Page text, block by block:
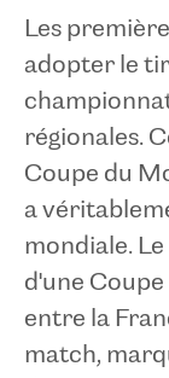
Les
adopter le
régionales.
Coupe du
a
mondiale.
d'une
entre la
match,